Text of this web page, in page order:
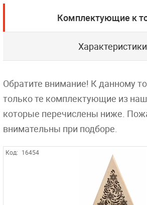
Комплектующие к
Характеристики
Обратите внимание! К данному
только те комплектующие из
которые перечислены ниже.
внимательны при подборе.
Код: 16454